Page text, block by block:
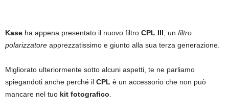
Kase ha appena presentato il nuovo filtro CPL III, un filtro
polarizzatore apprezzatissimo e giunto alla sua terza generazione.
Migliorato ulteriormente sotto alcuni aspetti, te ne parliamo
spiegandoti anche perché il CPL è un accessorio che non può
mancare nel tuo kit fotografico.